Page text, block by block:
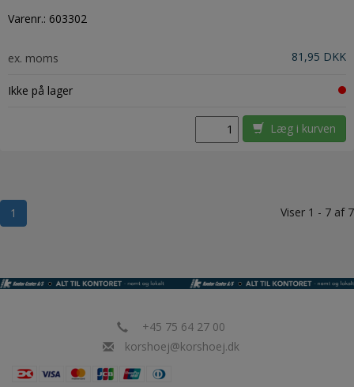
Varenr.: 603302
ex. moms 81,95 DKK
Ikke på lager
Læg i kurven
Viser 1 - 7 af 7
1
+45 75 64 27 00
korshoej@korshoej.dk